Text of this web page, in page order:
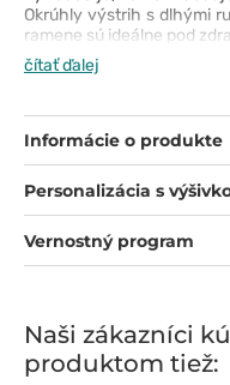
Okrúhly výstrih s dlhými
ramene sú ideálne pod
lycrová tkanina vám
Intenzívna zelená,
čítať ďalej
Informácie o produkte
Personalizácia s
Vernostný program
Naši zákazníci
produktom tiež: